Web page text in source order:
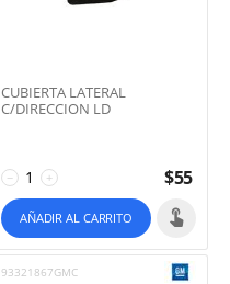
CUBIERTA LATERAL
C/DIRECCION LD
+
− $55
AÑADIR AL CARRITO
93321867GMC